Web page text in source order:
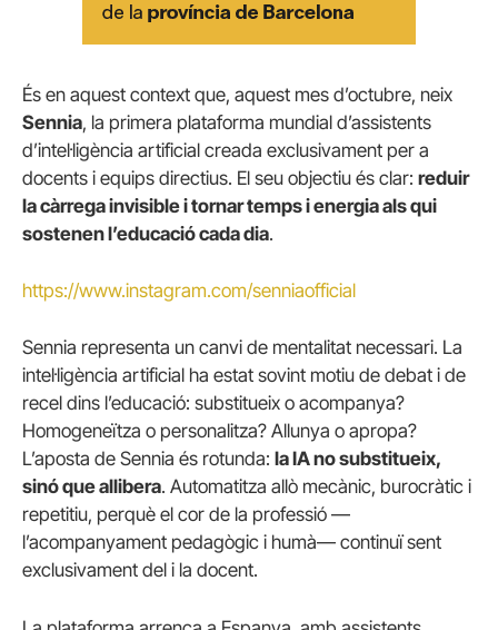
És en aquest context que, aquest mes d’octubre, neix
Sennia, la primera plataforma mundial d’assistents
d’intel·ligència artificial creada exclusivament per a
docents i equips directius. El seu objectiu és clar: reduir
la càrrega invisible i tornar temps i energia als qui
sostenen l’educació cada dia.
https://www.instagram.com/senniaofficial
Sennia representa un canvi de mentalitat necessari. La
intel·ligència artificial ha estat sovint motiu de debat i de
recel dins l’educació: substitueix o acompanya?
Homogeneïtza o personalitza? Allunya o apropa?
L’aposta de Sennia és rotunda: la IA no substitueix,
sinó que allibera. Automatitza allò mecànic, burocràtic i
repetitiu, perquè el cor de la professió —
l’acompanyament pedagògic i humà— continuï sent
exclusivament del i la docent.